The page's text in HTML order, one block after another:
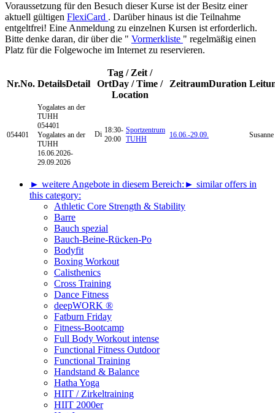
Voraussetzung für den Besuch dieser Kurse ist der Besitz einer
aktuell gültigen FlexiCard . Darüber hinaus ist die Teilnahme
entgeltfrei! Eine Anmeldung zu einzelnen Kursen ist erforderlich.
Bitte denke daran, dir über die " Vormerkliste " regelmäßig einen
Platz für die Folgewoche im Internet zu reservieren.
Nr.No. DetailsDetail
Tag / Zeit /
OrtDay / Time /
Location
ZeitraumDuration
054401
Yogalates an der
TUHH
054401
Yogalates an der
TUHH
16.06.2026-
29.09.2026
Di 18:30-
20:00
Sportzentrum
TUHH
16.06.-29.09.
► weitere Angebote in diesem Bereich: ► similar offers in
this category:
Athletic Core Strength & Stability
Barre
Bauch spezial
Bauch-Beine-Rücken-Po
Bodyfit
Boxing Workout
Calisthenics
Cross Training
Dance Fitness
deepWORK ®
Fatburn Friday
Fitness-Bootcamp
Full Body Workout intense
Functional Fitness Outdoor
Functional Training
Handstand & Balance
Hatha Yoga
HIIT / Zirkeltraining
HIIT 2000er